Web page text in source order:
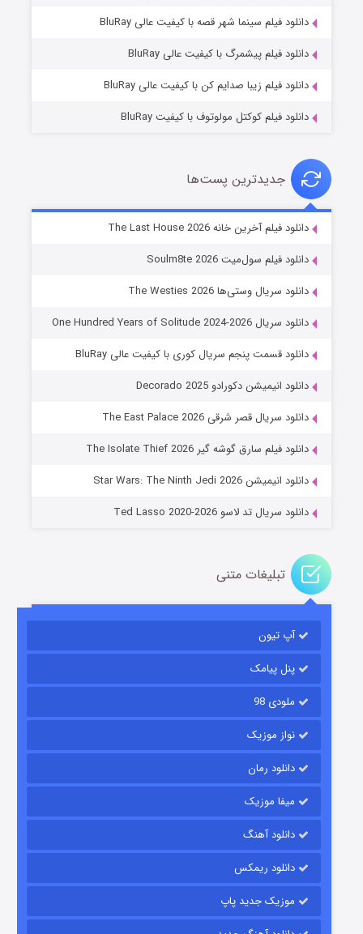
خاندان اژدها فصل ۳
جادوگری در مغولستان
قسمت۱۴ (زیرنویس) منتشر شد
قسمت
دانلود فیلم سینما شهر قصه با کیفیت عالی BluRay
دانلود فیلم پیشمرگ با کیفیت عالی BluRay
دانلود فیلم زیبا صدایم کن با کیفیت عالی BluRay
دانلود فیلم کوکتل مولوتوف با کیفیت BluRay
جدیدترین پست‌ها
دانلود فیلم آخرین خانه The Last House 2026
دانلود فیلم سول‌میت Soulm8te 2026
دانلود سریال وستی‌ها The Westies 2026
دانلود سریال One Hundred Years of Solitude 2024-2026
دانلود قسمت پنجم سریال کوری با کیفیت عالی BluRay
دانلود انیمیشن دکورادو Decorado 2025
دانلود سریال قصر شرقی The East Palace 2026
دانلود فیلم سارق گوشه گیر The Isolate Thief 2026
دانلود انیمیشن Star Wars: The Ninth Jedi 2026
دانلود سریال تد لاسو Ted Lasso 2020-2026
تبلیغات متنی
آپ تیون
پنل پیامک
ملودی 98
نواز موزیک
دانلود رمان
میفا موزیک
دانلود آهنگ
دانلود ریمکس
موزیک جدید پاپ